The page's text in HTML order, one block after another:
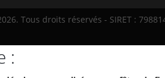
Tous droits réservés - SIRET :
: